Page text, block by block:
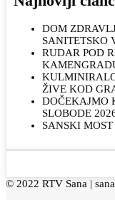
DOM
SANITETSKO
RUDAR POD
ŽIVE KOD
DOČEKAJMO
SLOBODE
SANSKI
© 2022 RTV Sana |